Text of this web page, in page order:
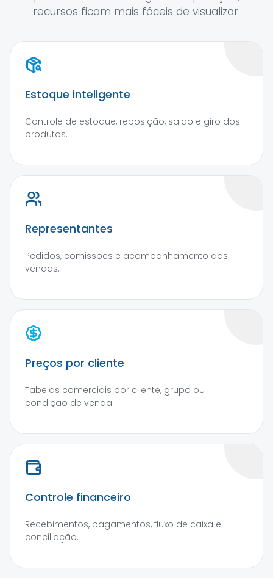
recursos ficam mais fáceis de visualizar.
Estoque inteligente
Controle de estoque, reposição, saldo e giro dos
produtos.
Representantes
Pedidos, comissões e acompanhamento das
vendas.
Preços por cliente
Tabelas comerciais por cliente, grupo ou
condição de venda.
Controle financeiro
Recebimentos, pagamentos, fluxo de caixa e
conciliação.